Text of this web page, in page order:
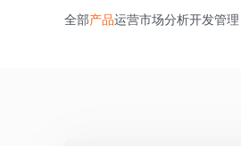
全部产品运营市场分析开发管理